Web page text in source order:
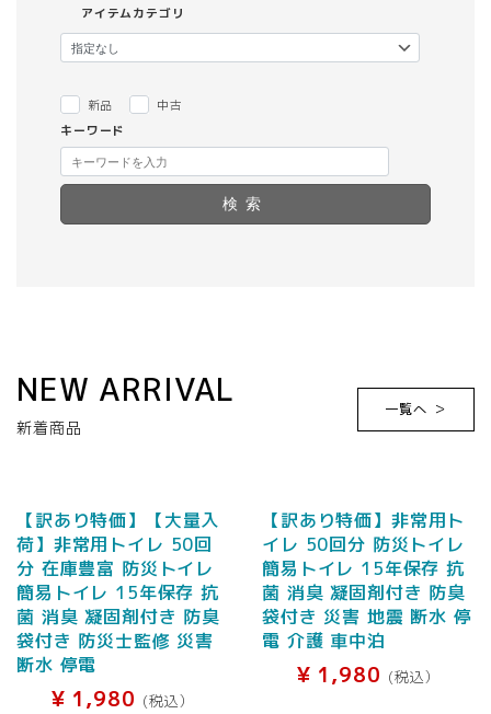
アイテムカテゴリ
新品
中古
キーワード
検索
NEW ARRIVAL
新着商品
一覧へ ＞
【訳あり特価】【大量入
荷】非常用トイレ 50回
分 在庫豊富 防災トイレ
簡易トイレ 15年保存 抗
菌 消臭 凝固剤付き 防臭
袋付き 防災士監修 災害
断水 停電
¥ 1,980 (税込）
【訳あり特価】非常用ト
イレ 50回分 防災トイレ
簡易トイレ 15年保存 抗
菌 消臭 凝固剤付き 防臭
袋付き 災害 地震 断水 停
電 介護 車中泊
¥ 1,980 (税込）